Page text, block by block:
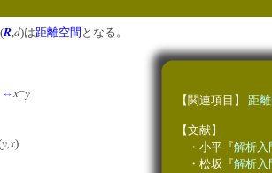
Rd)は距離空間 となる。
⇔x=y
y,x)
【関連項目】 距
【文献】
・小平『解析入
・松坂『解析入